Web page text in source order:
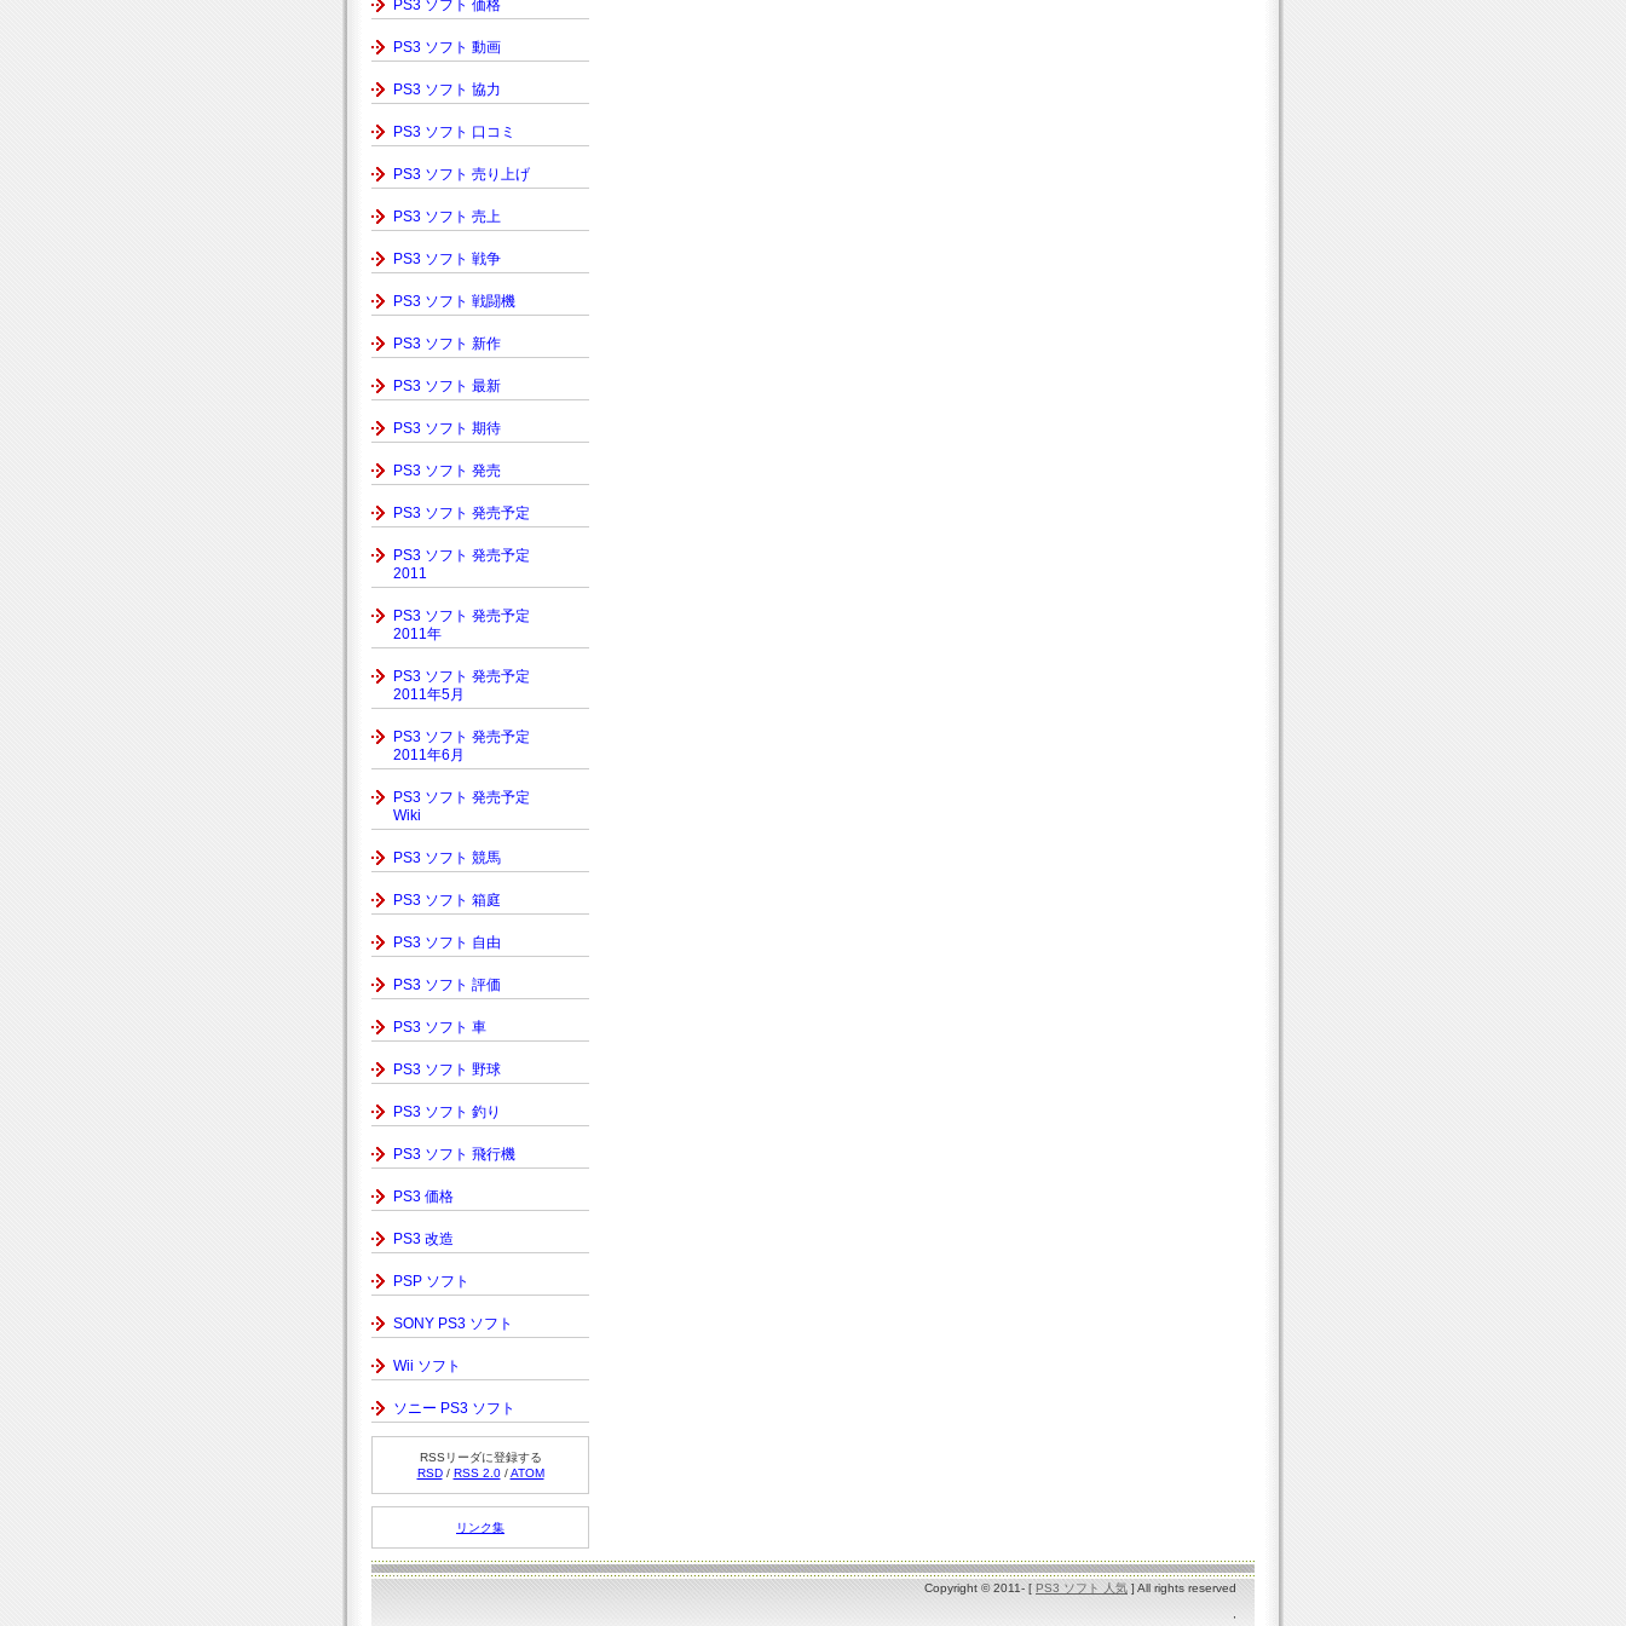
PS3 ソフト 価格
PS3 ソフト 動画
PS3 ソフト 協力
PS3 ソフト 口コミ
PS3 ソフト 売り上げ
PS3 ソフト 売上
PS3 ソフト 戦争
PS3 ソフト 戦闘機
PS3 ソフト 新作
PS3 ソフト 最新
PS3 ソフト 期待
PS3 ソフト 発売
PS3 ソフト 発売予定
PS3 ソフト 発売予定
2011
PS3 ソフト 発売予定
2011年
PS3 ソフト 発売予定
2011年5月
PS3 ソフト 発売予定
2011年6月
PS3 ソフト 発売予定
Wiki
PS3 ソフト 競馬
PS3 ソフト 箱庭
PS3 ソフト 自由
PS3 ソフト 評価
PS3 ソフト 車
PS3 ソフト 野球
PS3 ソフト 釣り
PS3 ソフト 飛行機
PS3 価格
PS3 改造
PSP ソフト
SONY PS3 ソフト
Wii ソフト
ソニー PS3 ソフト
RSSリーダに登録する
RSD/ RSS 2.0/ATOM
リンク集
Copyright © 2011- [ PS3 ソフト 人気 ] All rights reserved